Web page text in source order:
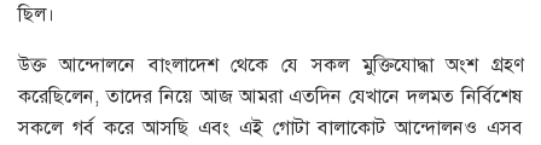
ছিল।
উক্ত আন্দোলনে বাংলাদেশ থেকে যে সকল মুক্তিযোদ্ধা অংশ গ্রহণ
করেছিলেন, তাদের নিয়ে আজ আমরা এতদিন যেখানে দলমত নির্বিশেষ
সকলে গর্ব করে আসছি এবং এই গোটা বালাকোট আন্দোলনও এসব